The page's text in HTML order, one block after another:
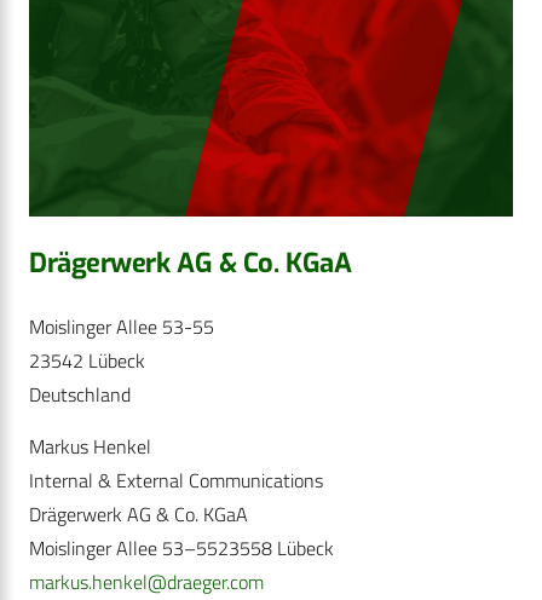
Drägerwerk AG & Co. KGaA
Moislinger Allee 53-55
23542 Lübeck
Deutschland
Markus Henkel
Internal & External Communications
Drägerwerk AG & Co. KGaA
Moislinger Allee 53–5523558 Lübeck
markus.henkel@draeger.com